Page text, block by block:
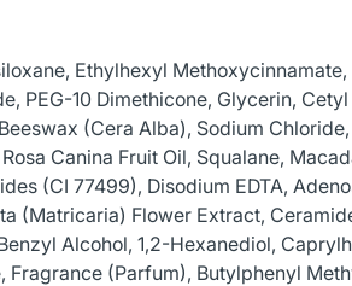
Ethylhexyl
PEG-10 Dimethicone, Glycerin,
(Cera Alba), Sodium
Canina Fruit Oil, Squalane,
(CI 77499), Disodium EDTA,
(Matricaria) Flower Extract,
Alcohol, 1,2-Hexanediol,
Fragrance (Parfum), Butylphenyl